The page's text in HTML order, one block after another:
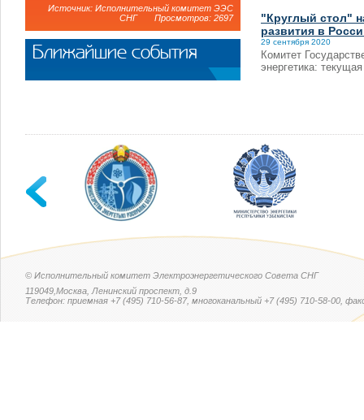
"Круглый стол"
развития в
29 сентября 2020
Комитет
энергетика:
Источник: Исполнительный комитет ЭЭС
СНГ Просмотров: 2697
Ближайшие события
© Исполнительный комитет Электроэнергетического Совета СНГ
119049,Москва, Ленинский проспект, д.9
Телефон: приемная +7 (495) 710-56-87, многоканальный +7 (495) 710-58-00,